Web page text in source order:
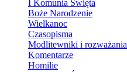
I Komunia Święta
Boże Narodzenie
Wielkanoc
Czasopisma
Modlitewniki i rozważania
Komentarze
Homilie